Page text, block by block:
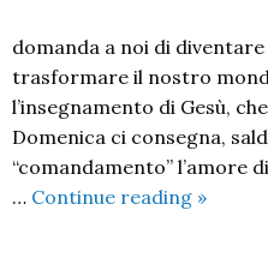
domanda a noi di
trasformare il nostro
l’in­segnamento di Gesù,
Domenica ci consegna,
“comandamento” l’amore
… Continue reading XXXI
»